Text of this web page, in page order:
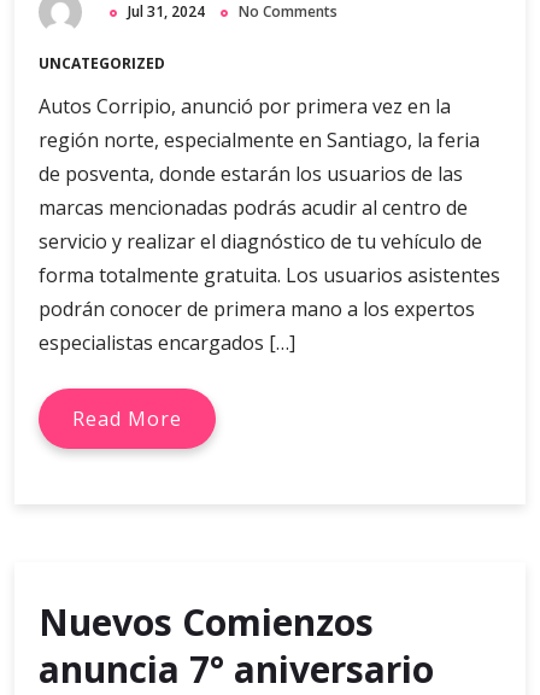
Jul 31, 2024 No Comments
UNCATEGORIZED
Autos Corripio, anunció por primera vez en la
región norte, especialmente en Santiago, la feria
de posventa, donde estarán los usuarios de las
marcas mencionadas podrás acudir al centro de
servicio y realizar el diagnóstico de tu vehículo de
forma totalmente gratuita. Los usuarios asistentes
podrán conocer de primera mano a los expertos
especialistas encargados […]
Read More
Nuevos Comienzos
anuncia 7° aniversario